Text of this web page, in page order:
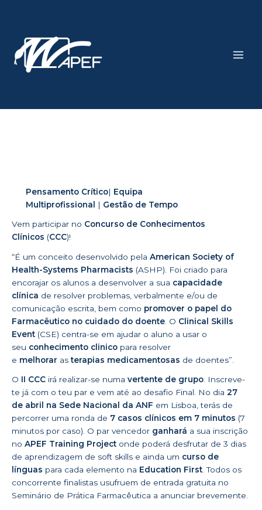
Pensamento Crítico| Equipa
Multiprofissional | Gestão de Tempo
Vem participar no Concurso de Conhecimentos
Clínicos (CCC)!
“É um conceito desenvolvido pela American Society of
Health-Systems Pharmacists (ASHP). Foi criado para
encorajar os alunos a desenvolver a sua capacidade
clínica de resolver problemas, verbalmente e/ou de
comunicação escrita, bem como promover o papel do
Farmacêutico no cuidado do doente . O Clinical Skills
Event (CSE) centra-se em ajudar o aluno a usar o
seu conhecimento clinico para resolver
e melhorar asterapias medicamentosas de doentes”.
O II CCC irá realizar-se numa vertente de grupo. Inscreve-
te já com o teu par e vem até ao desafio Final. No dia 27
de abril na Sede Nacional da ANF em Lisboa, terás de
percorrer uma ronda de 7 casos clínicos em 7 minutos (7
minutos por caso). O par vencedor ganhará a sua inscrição
no APEF Training Project onde poderá desfrutar de 3 dias
de aprendizagem de soft skills e ainda um curso de
línguas para cada elemento na Education First. Todos os
concorrente finalistas usufruem de entrada gratuita no
Seminário de Prática Farmacêutica a anunciar brevemente.